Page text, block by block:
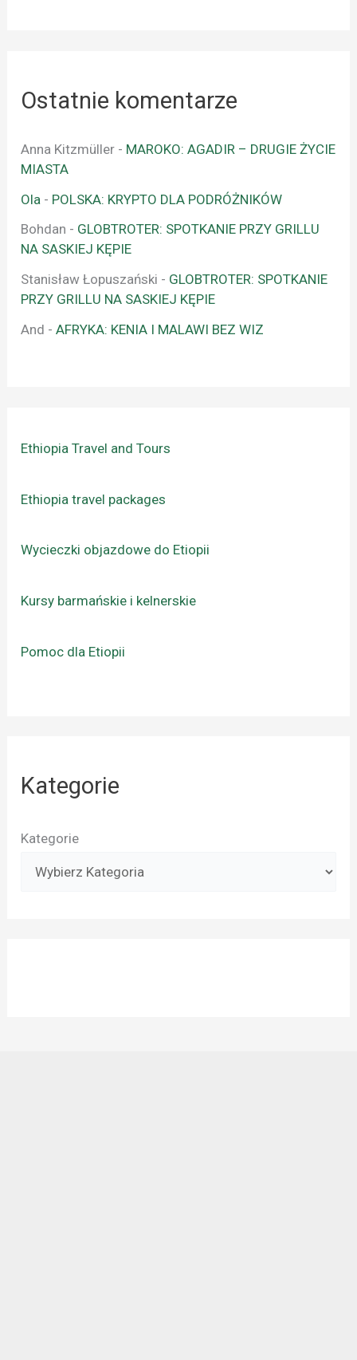
Ostatnie komentarze
Anna Kitzmüller - MAROKO: AGADIR – DRUGIE ŻYCIE
MIASTA
Ola - POLSKA: KRYPTO DLA PODRÓŻNIKÓW
Bohdan - GLOBTROTER: SPOTKANIE PRZY GRILLU
NA SASKIEJ KĘPIE
Stanisław Łopuszański - GLOBTROTER: SPOTKANIE
PRZY GRILLU NA SASKIEJ KĘPIE
And -AFRYKA: KENIA I MALAWI BEZ WIZ
Ethiopia Travel and Tours
Ethiopia travel packages
Wycieczki objazdowe do Etiopii
Kursy barmańskie i kelnerskie
Pomoc dla Etiopii
Kategorie
Kategorie